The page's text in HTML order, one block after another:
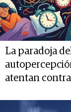
La paradoja
atentan